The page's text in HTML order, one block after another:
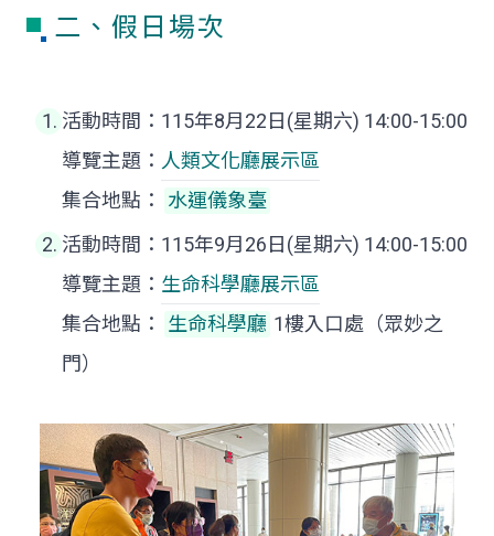
二、假日場次
活動時間：115年8月22日(星期六) 14:00-15:00
導覽主題： 人類文化廳展示區
集合地點：
水運儀象臺
活動時間：115年9月26日(星期六) 14:00-15:00
導覽主題： 生命科學廳展示區
集合地點：
生命科學廳 1樓入口處（眾妙之
門）